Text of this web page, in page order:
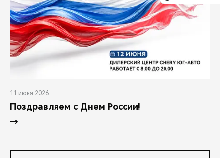
11 июня 2026
Поздравляем с Днем России!